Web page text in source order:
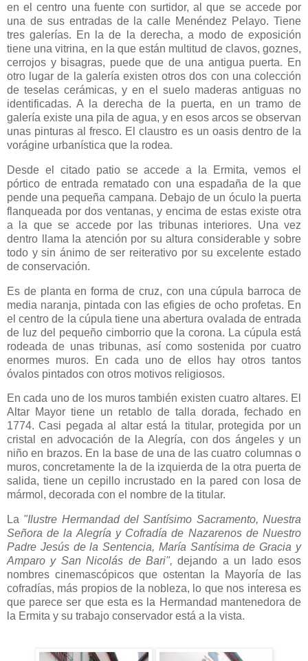
en el centro una fuente con surtidor, al que se accede por
una de sus entradas de la calle Menéndez Pelayo. Tiene
tres galerías. En la de la derecha, a modo de exposición
tiene una vitrina, en la que están multitud de clavos, goznes,
cerrojos y bisagras, puede que de una antigua puerta. En
otro lugar de la galería existen otros dos con una colección
de teselas cerámicas, y en el suelo maderas antiguas no
identificadas. A la derecha de la puerta, en un tramo de
galería existe una pila de agua, y en esos arcos se observan
unas pinturas al fresco. El claustro es un oasis dentro de la
vorágine urbanística que la rodea.
Desde el citado patio se accede a la Ermita, vemos el
pórtico de entrada rematado con una espadaña de la que
pende una pequeña campana. Debajo de un óculo la puerta
flanqueada por dos ventanas, y encima de estas existe otra
a la que se accede por las tribunas interiores. Una vez
dentro llama la atención por su altura considerable y sobre
todo y sin ánimo de ser reiterativo por su excelente estado
de conservación.
Es de planta en forma de cruz, con una cúpula barroca de
media naranja, pintada con las efigies de ocho profetas. En
el centro de la cúpula tiene una abertura ovalada de entrada
de luz del pequeño cimborrio que la corona. La cúpula está
rodeada de unas tribunas, así como sostenida por cuatro
enormes muros. En cada uno de ellos hay otros tantos
óvalos pintados con otros motivos religiosos.
En cada uno de los muros también existen cuatro altares. El
Altar Mayor tiene un retablo de talla dorada, fechado en
1774. Casi pegada al altar está la titular, protegida por un
cristal en advocación de la Alegría, con dos ángeles y un
niño en brazos. En la base de una de las cuatro columnas o
muros, concretamente la de la izquierda de la otra puerta de
salida, tiene un cepillo incrustado en la pared con losa de
mármol, decorada con el nombre de la titular.
La "Ilustre Hermandad del Santísimo Sacramento, Nuestra
Señora de la Alegría y Cofradía de Nazarenos de Nuestro
Padre Jesús de la Sentencia, María Santísima de Gracia y
Amparo y San Nicolás de Bari", dejando a un lado esos
nombres cinemascópicos que ostentan la Mayoría de las
cofradías, más propios de la nobleza, lo que nos interesa es
que parece ser que esta es la Hermandad mantenedora de
la Ermita y su trabajo conservador está a la vista.